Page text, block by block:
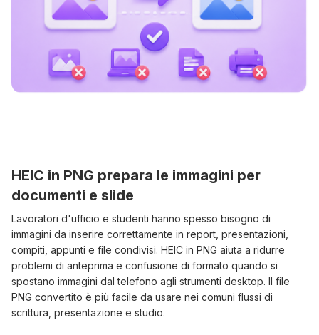
HEIC in PNG prepara le immagini per
documenti e slide
Lavoratori d'ufficio e studenti hanno spesso bisogno di
immagini da inserire correttamente in report, presentazioni,
compiti, appunti e file condivisi. HEIC in PNG aiuta a ridurre
problemi di anteprima e confusione di formato quando si
spostano immagini dal telefono agli strumenti desktop. Il file
PNG convertito è più facile da usare nei comuni flussi di
scrittura, presentazione e studio.